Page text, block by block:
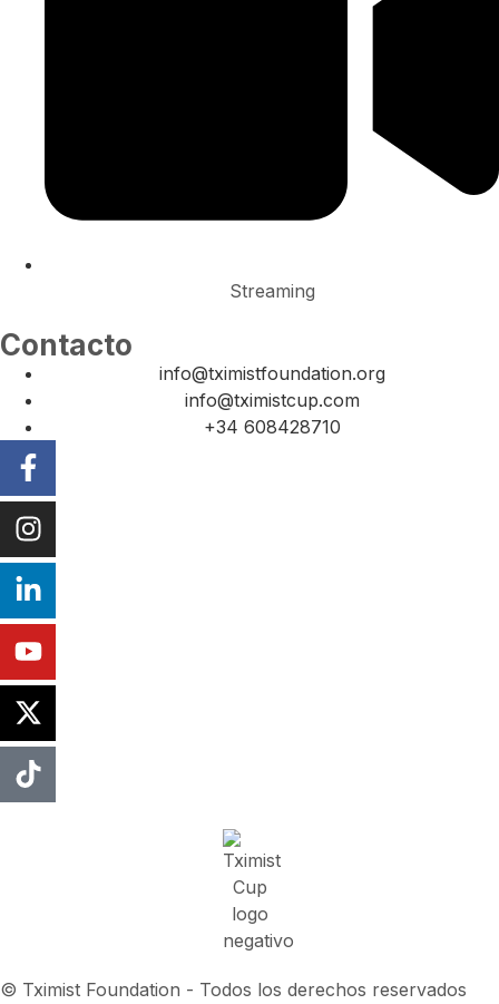
Streaming
Contacto
info@tximistfoundation.org
info@tximistcup.com
+34 608428710
© Tximist Foundation - Todos los derechos reservados